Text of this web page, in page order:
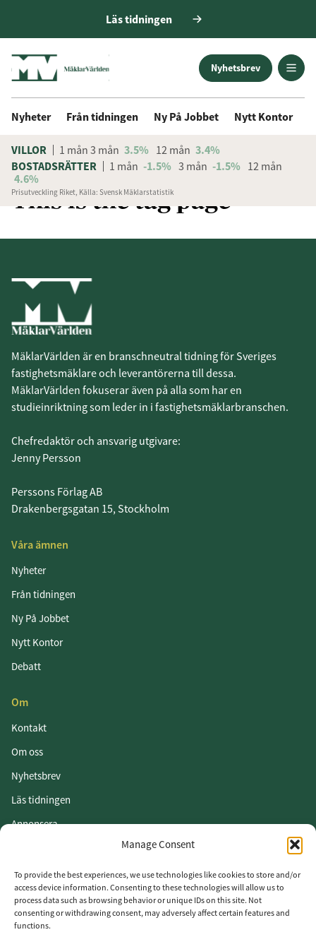
Manage Consent
To provide the best experiences, we use technologies like cookies to store and/or
access device information. Consenting to these technologies will allow us to
process data such as browsing behavior or unique IDs on this site. Not
consenting or withdrawing consent, may adversely affect certain features and
functions.
Läs tidningen
Nyhetsbrev
Nyheter Från tidningen Ny På Jobbet Nytt Kontor
VILLOR 1 mån 3 mån 3.5% 12 mån 3.4%
BOSTADSRÄTTER
1 mån -1.5% 3 mån -1.5% 12 mån
4.6%
Prisutveckling Riket, Källa: Svensk Mäklarstatistik
This is the tag page
MäklarVärlden är en branschneutral tidning för Sveriges
fastighetsmäklare och leverantörerna till dessa.
MäklarVärlden fokuserar även på alla som har en
studieinriktning som leder in i fastighetsmäklarbranschen.
Chefredaktör och ansvarig utgivare:
Jenny Persson
Perssons Förlag AB
Drakenbergsgatan 15, Stockholm
Våra ämnen
Nyheter
Från tidningen
Ny På Jobbet
Nytt Kontor
Debatt
Om
Kontakt
Om oss
Nyhetsbrev
Läs tidningen
Annonsera
Vår integritetspolicy
Följ oss
LinkedIn